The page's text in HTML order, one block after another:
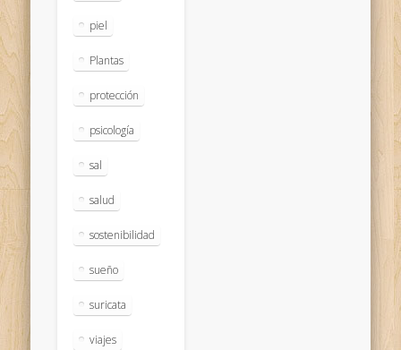
piel
Plantas
protección
psicología
sal
salud
sostenibilidad
sueño
suricata
viajes